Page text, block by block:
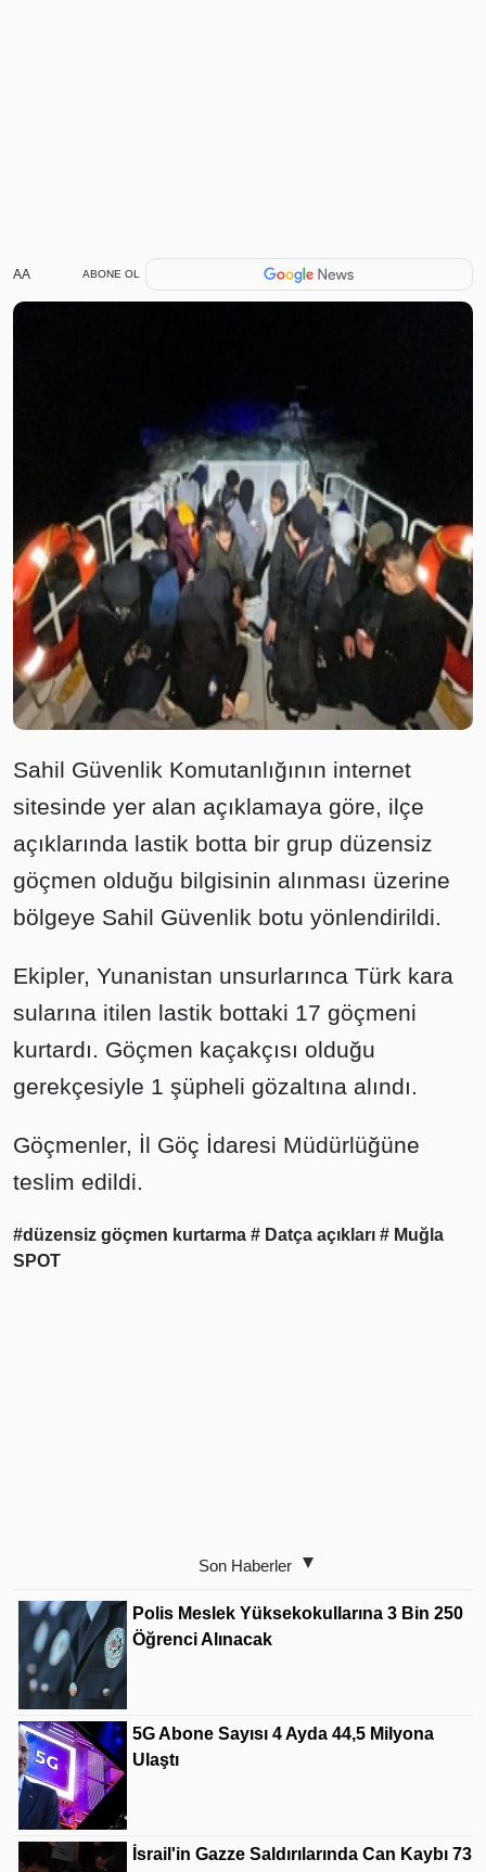
AA ABONE OL
Sahil Güvenlik Komutanlığının internet
sitesinde yer alan açıklamaya göre, ilçe
açıklarında lastik botta bir grup düzensiz
göçmen olduğu bilgisinin alınması üzerine
bölgeye Sahil Güvenlik botu yönlendirildi.
Ekipler, Yunanistan unsurlarınca Türk kara
sularına itilen lastik bottaki 17 göçmeni
kurtardı. Göçmen kaçakçısı olduğu
gerekçesiyle 1 şüpheli gözaltına alındı.
Göçmenler, İl Göç İdaresi Müdürlüğüne
teslim edildi.
#düzensiz göçmen kurtarma # Datça açıkları # Muğla
SPOT
Son Haberler
Polis Meslek Yüksekokullarına 3 Bin 250
Öğrenci Alınacak
5G Abone Sayısı 4 Ayda 44,5 Milyona
Ulaştı
İsrail'in Gazze Saldırılarında Can Kaybı 73